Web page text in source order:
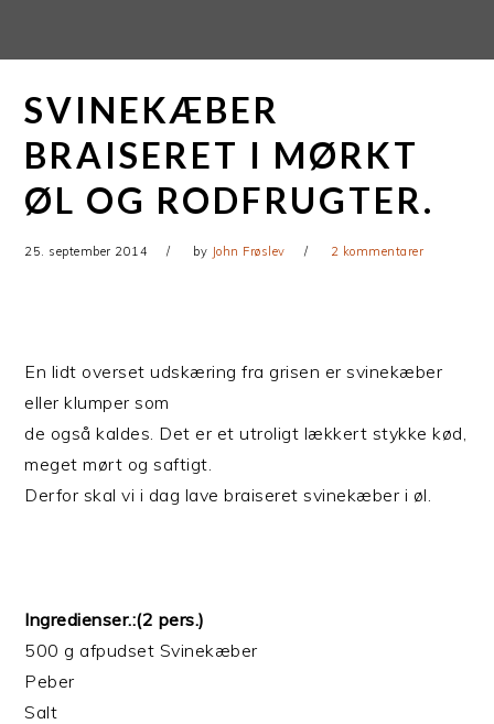
primær
navigation
SVINEKÆBER
BRAISERET I MØRKT
ØL OG RODFRUGTER.
25. september 2014 by John Frøslev 2 kommentarer
En lidt overset udskæring fra grisen er svinekæber
eller klumper som
de også kaldes. Det er et utroligt lækkert stykke kød,
meget mørt og saftigt.
Derfor skal vi i dag lave braiseret svinekæber i øl.
Ingredienser.:(2 pers.)
500 g afpudset Svinekæber
Peber
Salt